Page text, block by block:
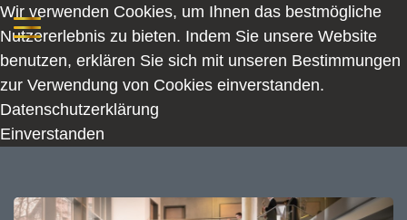
Wir verwenden Cookies, um Ihnen das bestmögliche
Nutzererlebnis zu bieten. Indem Sie unsere Website
benutzen, erklären Sie sich mit unseren Bestimmungen
zur Verwendung von Cookies einverstanden.
Datenschutzerklärung
Einverstanden